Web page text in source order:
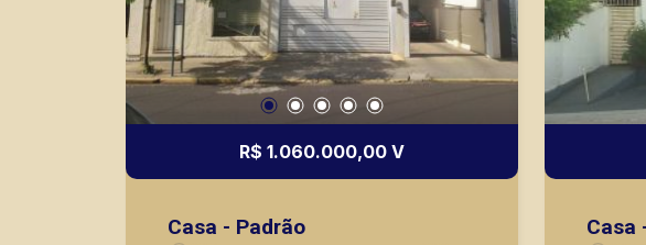
R$ 1.060.000,00 V
Casa - Padrão Casa